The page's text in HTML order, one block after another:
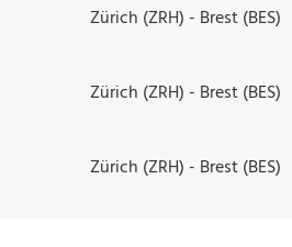
Zürich (ZRH) - Brest (BES)
Zürich (ZRH) - Brest (BES)
Zürich (ZRH) - Brest (BES)